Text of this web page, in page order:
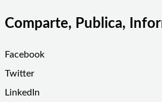
Comparte, Publica,
Facebook
Twitter
LinkedIn